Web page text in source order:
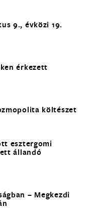
9., évközi 19.
érkezett
költészet
esztergomi
állandó
– Megkezdi